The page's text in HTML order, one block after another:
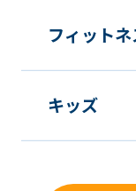
フィットネ
キッズ